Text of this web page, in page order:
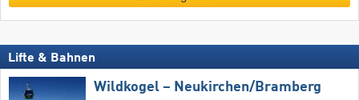
Lifte & Bahnen
Wildkogel – Neukirchen/​Bramberg